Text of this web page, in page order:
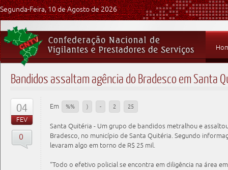
Segunda-Feira, 10 de Agosto de 2026
Bandidos assaltam agência do Bradesco em Santa
04
FEV
0
Em %% ) - 2 25
Santa Quitéria - Um grupo de bandidos metralhou e
Bradesco, no município de Santa Quitéria. Segundo
levaram algo em torno de R$ 25 mil.
“Todo o efetivo policial se encontra em diligência na área